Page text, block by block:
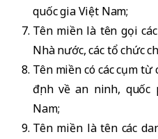
quốc gia Việt Nam;
Tên miền là tên gọi
Nhà nước, các tổ chức
Tên miền có các cụm từ
định về an ninh, quốc
Nam;
Tên miền là tên các